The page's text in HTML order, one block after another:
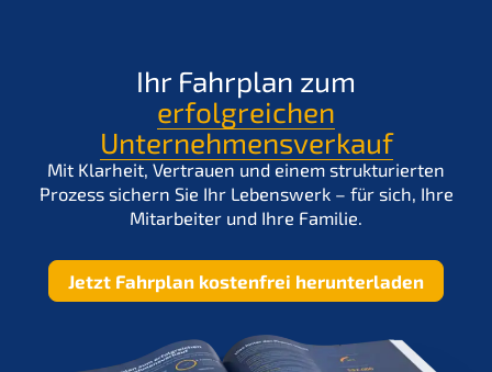
Ihr Fahrplan zum
erfolgreichen
Unternehmensverkauf
Mit Klarheit, Vertrauen und einem strukturierten
Prozess sichern Sie Ihr Lebenswerk – für sich, Ihre
Mitarbeiter und Ihre Familie.
Jetzt Fahrplan kostenfrei herunterladen